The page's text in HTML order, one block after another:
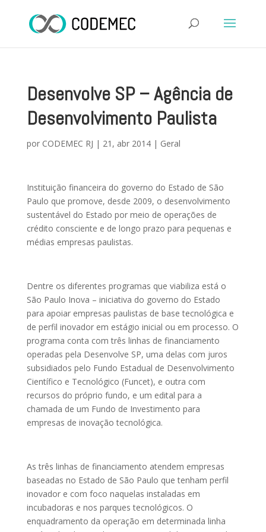
Desenvolve SP – Agência de
Desenvolvimento Paulista
por CODEMEC RJ | 21, abr 2014| Geral
Instituição financeira do governo do Estado de São
Paulo que promove, desde 2009, o desenvolvimento
sustentável do Estado por meio de operações de
crédito consciente e de longo prazo para pequenas e
médias empresas paulistas.
Dentre os diferentes programas que viabiliza está o
São Paulo Inova – iniciativa do governo do Estado
para apoiar empresas paulistas de base tecnológica e
de perfil inovador em estágio inicial ou em processo. O
programa conta com três linhas de financiamento
operadas pela Desenvolve SP, uma delas com juros
subsidiados pelo Fundo Estadual de Desenvolvimento
Científico e Tecnológico (Funcet), e outra com
recursos do próprio fundo, e um edital para a
chamada de um Fundo de Investimento para
empresas de inovação tecnológica.
As três linhas de financiamento atendem empresas
baseadas no Estado de São Paulo que tenham perfil
inovador e com foco naquelas instaladas em
incubadoras e nos parques tecnológicos. O
enquadramento da operação em determinada linha